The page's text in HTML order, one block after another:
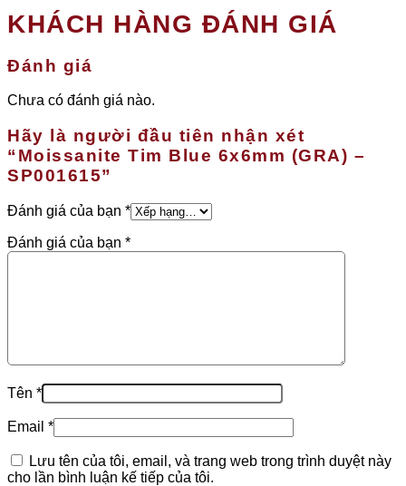
KHÁCH HÀNG ĐÁNH GIÁ
Đánh giá
Chưa có đánh giá nào.
Hãy là người đầu tiên nhận xét
“Moissanite Tim Blue 6x6mm (GRA) –
SP001615”
Đánh giá của bạn *
Đánh giá của bạn *
Tên *
Email *
Lưu tên của tôi, email, và trang web trong trình duyệt này
cho lần bình luận kế tiếp của tôi.